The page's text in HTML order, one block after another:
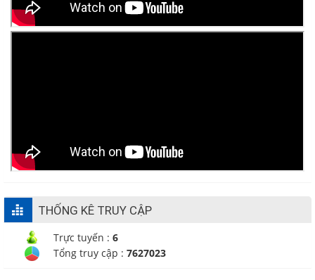
THỐNG KÊ TRUY CẬP
Trực tuyến : 6
Tổng truy cập : 7627023